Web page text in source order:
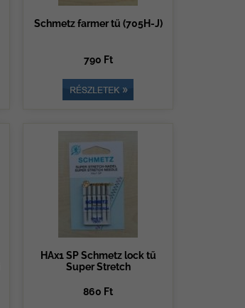
Schmetz farmer tű (705H-J)
790 Ft
HAx1 SP Schmetz lock tű
Super Stretch
860 Ft